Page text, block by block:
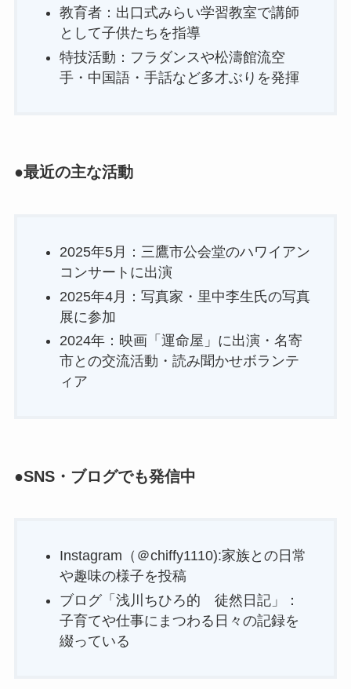
教育者：出口式みらい学習教室で講師
として子供たちを指導
特技活動：フラダンスや松濤館流空
手・中国語・手話など多才ぶりを発揮
●最近の主な活動
2025年5月：三鷹市公会堂のハワイアン
コンサートに出演
2025年4月：写真家・里中李生氏の写真
展に参加
2024年：映画「運命屋」に出演・名寄
市との交流活動・読み聞かせボランテ
ィア
●SNS・ブログでも発信中
Instagram（＠chiffy1110):家族との日常
や趣味の様子を投稿
ブログ「浅川ちひろ的 徒然日記」：
子育てや仕事にまつわる日々の記録を
綴っている